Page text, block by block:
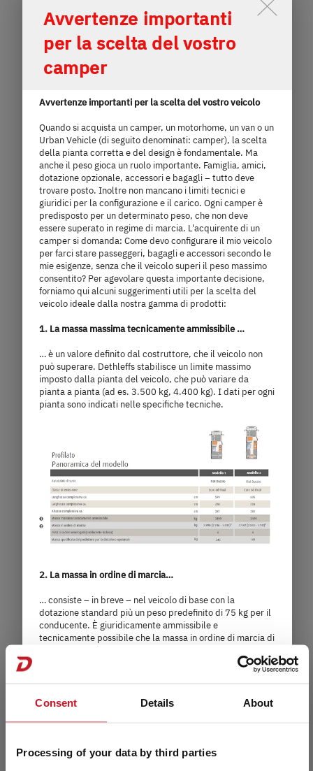
Consent Details About
Processing of your data by third parties
I 6877
92.980,– €
Prezzo daa)
4 - 5 persone
Posti letto
6,99
m
lunghezza
3.499 kg
Massa massima tecnicamente
Seleziona il modello
I 7057 EB
94.660,– € 4 - 5 persone
7,4 m
lunghezza
Massa massima tecnicamente
Lo scorrimento attiva il
Avvertenze importanti
per la scelta del vostro
camper
Avvertenze importanti per la scelta del vostro veicolo
Quando si acquista un camper, un motorhome, un van o un
Urban Vehicle (di seguito denominati: camper), la scelta
della pianta corretta e del design è fondamentale. Ma
anche il peso gioca un ruolo importante. Famiglia, amici,
dotazione opzionale, accessori e bagagli – tutto deve
trovare posto. Inoltre non mancano i limiti tecnici e
giuridici per la configurazione e il carico. Ogni camper è
predisposto per un determinato peso, che non deve
essere superato in regime di marcia. L'acquirente di un
camper si domanda: Come devo configurare il mio veicolo
per farci stare passeggeri, bagagli e accessori secondo le
mie esigenze, senza che il veicolo superi il peso massimo
consentito? Per agevolare questa importante decisione,
forniamo qui alcuni suggerimenti utili per la scelta del
veicolo ideale dalla nostra gamma di prodotti:
1. La massa massima tecnicamente ammissibile …
… è un valore definito dal costruttore, che il veicolo non
può superare. Dethleffs stabilisce un limite massimo
imposto dalla pianta del veicolo, che può variare da
pianta a pianta (ad es. 3.500 kg, 4.400 kg). I dati per ogni
pianta sono indicati nelle specifiche tecniche.
2. La massa in ordine di marcia…
… consiste – in breve – nel veicolo di base con la
dotazione standard più un peso predefinito di 75 kg per il
conducente. È giuridicamente ammissibile e
tecnicamente possibile che la massa in ordine di marcia di
documenti di vendita. La tolleranza ammissibile è pari a ±
5 %. Il margine ammissibile in chilogrammi è indicato tra
massima trasparenza sulle possibili divergenze di peso,
montaggio e comunica al rivenditore il risultato della